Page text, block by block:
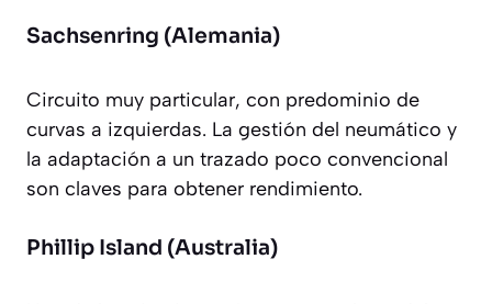
Sachsenring (Alemania)
Circuito muy particular, con predominio de
curvas a izquierdas. La gestión del neumático y
la adaptación a un trazado poco convencional
son claves para obtener rendimiento.
Phillip Island (Australia)